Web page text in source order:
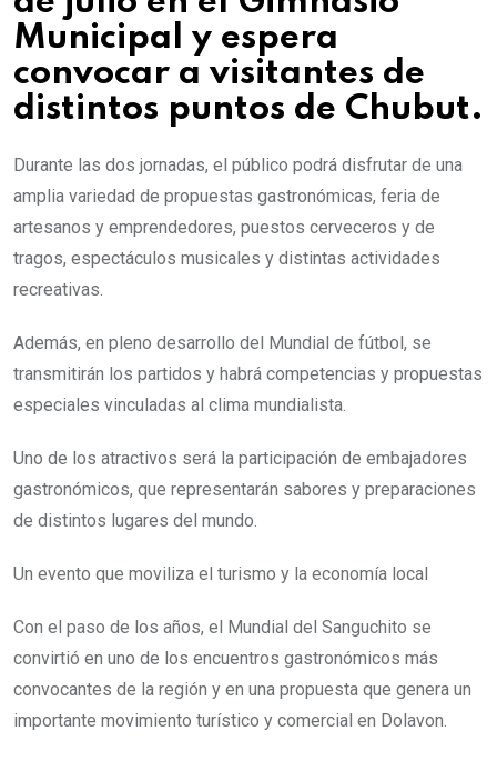
Municipal y espera
convocar a visitantes de
distintos puntos de Chubut.
Durante las dos jornadas, el público podrá disfrutar de una
amplia variedad de propuestas gastronómicas, feria de
artesanos y emprendedores, puestos cerveceros y de
tragos, espectáculos musicales y distintas actividades
recreativas.
Además, en pleno desarrollo del Mundial de fútbol, se
transmitirán los partidos y habrá competencias y propuestas
especiales vinculadas al clima mundialista.
Uno de los atractivos será la participación de embajadores
gastronómicos, que representarán sabores y preparaciones
de distintos lugares del mundo.
Un evento que moviliza el turismo y la economía local
Con el paso de los años, el Mundial del Sanguchito se
convirtió en uno de los encuentros gastronómicos más
convocantes de la región y en una propuesta que genera un
importante movimiento turístico y comercial en Dolavon.